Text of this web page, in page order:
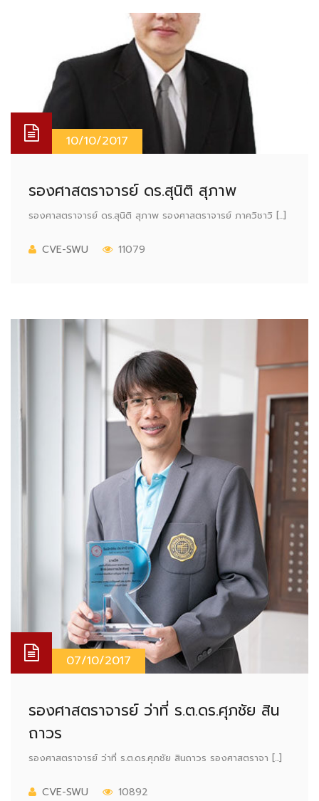
10/10/2017
รองศาสตราจารย์ ดร.สุนิติ สุภาพ
รองศาสตราจารย์ ดร.สุนิติ สุภาพ รองศาสตราจารย์ ภาควิชาวิ [...]
CVE-SWU 11079
07/10/2017
รองศาสตราจารย์ ว่าที่ ร.ต.ดร.ศุภชัย สิน
ถาวร
รองศาสตราจารย์ ว่าที่ ร.ต.ดร.ศุภชัย สินถาวร รองศาสตราจา [...]
CVE-SWU 10892